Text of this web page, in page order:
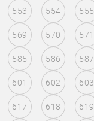
553 554 555
569 570 571
585 586 587
601 602 603
617 618 619